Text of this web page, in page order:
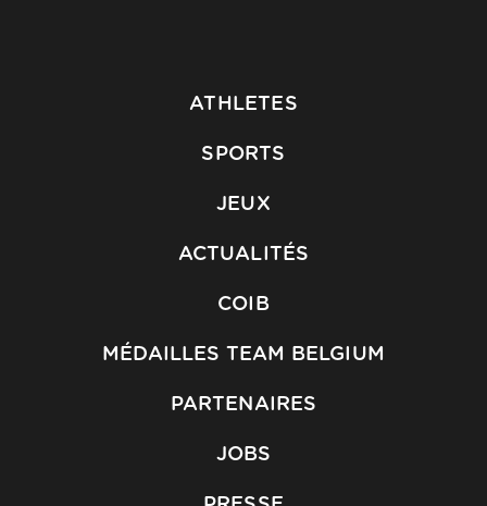
ATHLETES
SPORTS
JEUX
ACTUALITÉS
COIB
MÉDAILLES TEAM BELGIUM
PARTENAIRES
JOBS